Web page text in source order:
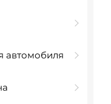
автомобиля